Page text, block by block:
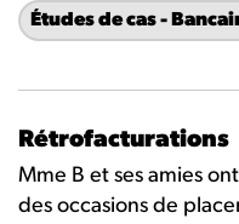
Études de cas -
Rétrofacturations
Mme B et ses amies
des occasions de